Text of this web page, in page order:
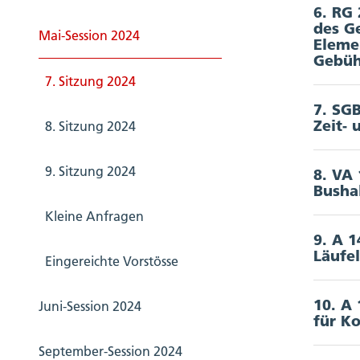
Mai-Session 2024
7. Sitzung 2024
8. Sitzung 2024
9. Sitzung 2024
Kleine Anfragen
Eingereichte Vorstösse
Juni-Session 2024
September-Session 2024
(
6.
des
7.
Zeit-
8. VA
9. A
10. A
für